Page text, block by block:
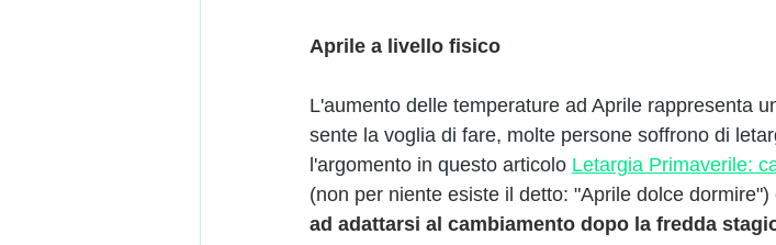
Aprile a livello fisico
L'aumento delle temperature ad Aprile rappresenta
sente la voglia di fare, molte persone soffrono di
l'argomento in questo articolo Letargia Primaverile:
(non per niente esiste il detto: "Aprile dolce
ad adattarsi al cambiamento dopo la fredda